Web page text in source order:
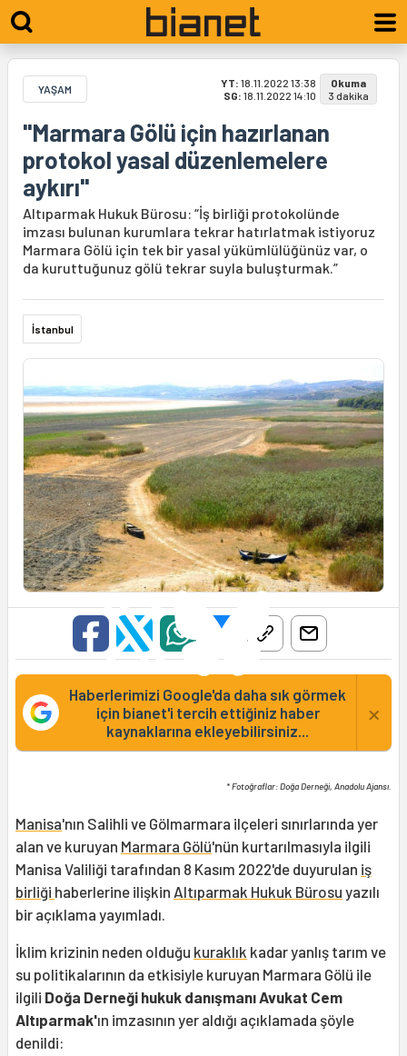
YAŞAM YT: 18.11.2022 13:38
SG: 18.11.2022 14:10
Okuma
3 dakika
"Marmara Gölü için hazırlanan
protokol yasal düzenlemelere
aykırı"
Altıparmak Hukuk Bürosu: “İş birliği protokolünde
imzası bulunan kurumlara tekrar hatırlatmak istiyoruz
Marmara Gölü için tek bir yasal yükümlülüğünüz var, o
da kuruttuğunuz gölü tekrar suyla buluşturmak.”
İstanbul
Haberlerimizi Google'da daha sık görmek
için bianet'i tercih ettiğiniz haber
kaynaklarına ekleyebilirsiniz...
×
* Fotoğraflar: Doğa Derneği, Anadolu Ajansı.
Manisa'nın Salihli ve Gölmarmara ilçeleri sınırlarında yer
alan ve kuruyan Marmara Gölü'nün kurtarılmasıyla ilgili
Manisa Valiliği tarafından 8 Kasım 2022'de duyurulan iş
birliği haberlerine ilişkin Altıparmak Hukuk Bürosu yazılı
bir açıklama yayımladı.
İklim krizinin neden olduğu kuraklık kadar yanlış tarım ve
su politikalarının da etkisiyle kuruyan Marmara Gölü ile
ilgili Doğa Derneği hukuk danışmanı Avukat Cem
Altıparmak'ın imzasının yer aldığı açıklamada şöyle
denildi: